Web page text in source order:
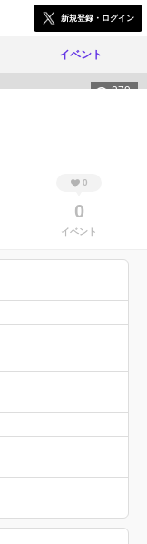
新規登録・ログイン
イベント
279
0
0
イベント